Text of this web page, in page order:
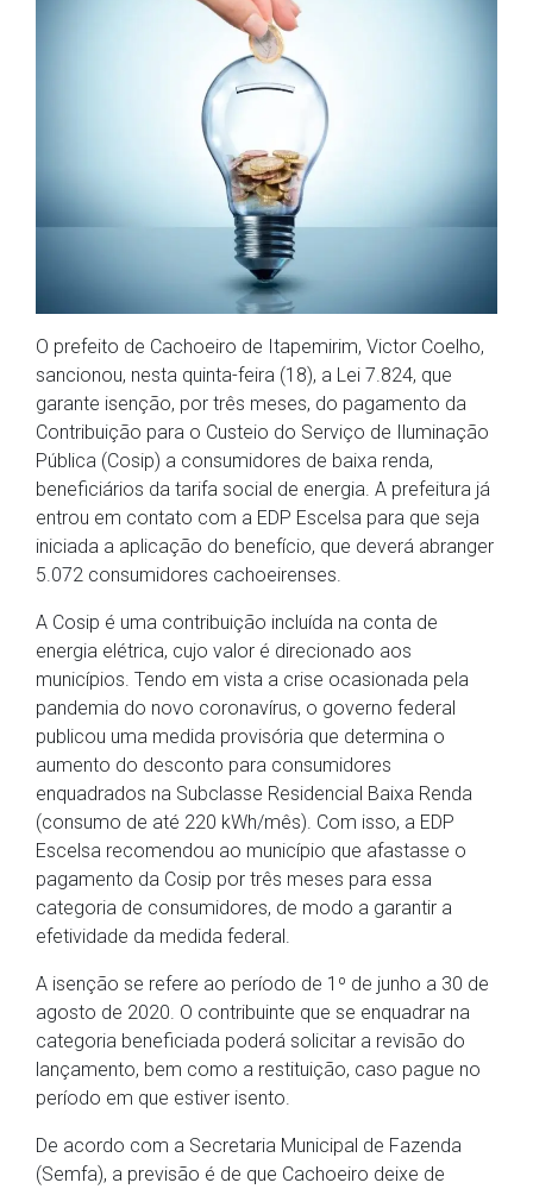
O prefeito de Cachoeiro de Itapemirim, Victor Coelho,
sancionou, nesta quinta-feira (18), a Lei 7.824, que
garante isenção, por três meses, do pagamento da
Contribuição para o Custeio do Serviço de Iluminação
Pública (Cosip) a consumidores de baixa renda,
beneficiários da tarifa social de energia. A prefeitura já
entrou em contato com a EDP Escelsa para que seja
iniciada a aplicação do benefício, que deverá abranger
5.072 consumidores cachoeirenses.
A Cosip é uma contribuição incluída na conta de
energia elétrica, cujo valor é direcionado aos
municípios. Tendo em vista a crise ocasionada pela
pandemia do novo coronavírus, o governo federal
publicou uma medida provisória que determina o
aumento do desconto para consumidores
enquadrados na Subclasse Residencial Baixa Renda
(consumo de até 220 kWh/mês). Com isso, a EDP
Escelsa recomendou ao município que afastasse o
pagamento da Cosip por três meses para essa
categoria de consumidores, de modo a garantir a
efetividade da medida federal.
A isenção se refere ao período de 1º de junho a 30 de
agosto de 2020. O contribuinte que se enquadrar na
categoria beneficiada poderá solicitar a revisão do
lançamento, bem como a restituição, caso pague no
período em que estiver isento.
De acordo com a Secretaria Municipal de Fazenda
(Semfa), a previsão é de que Cachoeiro deixe de